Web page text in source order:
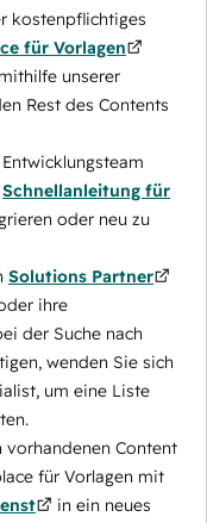
kostenpflichtiges
für Vorlagen
unserer
Rest des Contents
Schnellanleitung für
oder neu zu
Solutions Partner
ihre
der Suche nach
wenden Sie sich
um eine Liste
Content
für Vorlagen mit
in ein neues